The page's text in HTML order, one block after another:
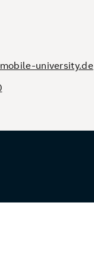
university.de